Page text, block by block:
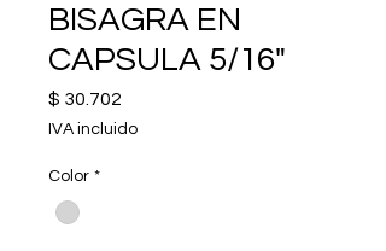
BISAGRA EN
CAPSULA 5/16"
$ 30.702
IVA incluido
Color *